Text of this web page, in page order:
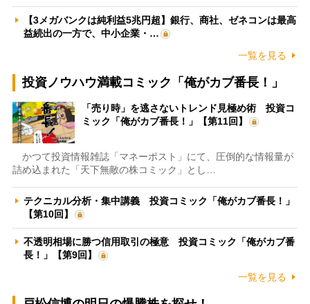
【3メガバンクは純利益5兆円超】銀行、商社、ゼネコンは最高
益続出の一方で、中小企業・…
一覧を見る
投資ノウハウ満載コミック「俺がカブ番長！」
「売り時」を逃さないトレンド見極め術 投資コ
ミック「俺がカブ番長！」【第11回】
かつて投資情報雑誌「マネーポスト」にて、圧倒的な情報量が
詰め込まれた「天下無敵の株コミック」とし…
テクニカル分析・集中講義 投資コミック「俺がカブ番長！」
【第10回】
不透明相場に勝つ信用取引の極意 投資コミック「俺がカブ番
長！」【第9回】
一覧を見る